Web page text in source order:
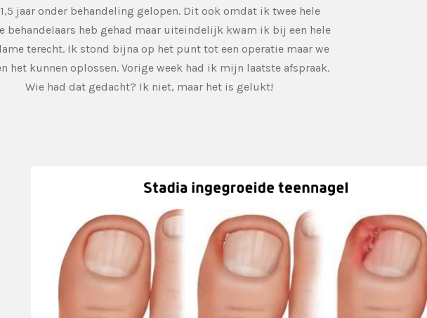
jaar onder behandeling gelopen. Dit ook omdat ik twee hele
behandelaars heb gehad maar uiteindelijk kwam ik bij een hele
terecht. Ik stond bijna op het punt tot een operatie maar we
het kunnen oplossen. Vorige week had ik mijn laatste afspraak.
Wie had dat gedacht? Ik niet, maar het is gelukt!